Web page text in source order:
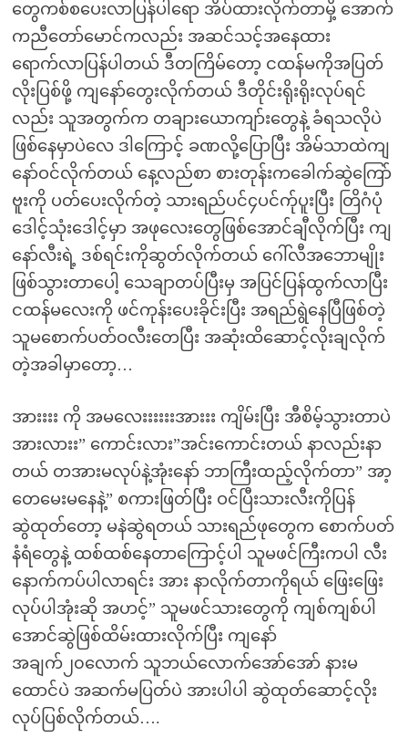
တွေကစ်စပေးလာပြန်ပါရော အိပ်ထားလိုက်တာမှိ့ အောက်
ကညီတော်မောင်ကလည်း အဆင်သင့်အနေထား
ရောက်လာပြန်ပါတယ် ဒီတကြိမ်တော့ ငထန်မကိုအပြတ်
လိုးပြစ်ဖို့ ကျနော်တွေးလိုက်တယ် ဒီတိုင်းရိုးရိုးလုပ်ရင်
လည်း သူအတွက်က တချားယောကျာ်းတွေနဲ့ ခံရသလိုပဲ
ဖြစ်နေမှာပဲလေ ဒါကြောင့် ခဏလို့ပြောပြီး အိမ်သာထဲကျ
နော်ဝင်လိုက်တယ် နေ့လည်စာ စားတုန်းကခေါက်ဆွဲကြော်
ဗူးကို ပတ်ပေးလိုက်တဲ့ သားရည်ပင်၄ပင်က်ုပူးပြီး တြိဂံပုံ
ဒေါင့်သုံးဒေါင့်မှာ အဖုလေးတွေဖြစ်အောင်ချီလိုက်ပြီး ကျ
နော်လီးရဲ့ ဒစ်ရင်းကိုဆွတ်လိုက်တယ် ဂေါ်လီအဘောမျိုး
ဖြစ်သွားတာပေါ့ သေချာတပ်ပြီးမှ အပြင်ပြန်ထွက်လာပြီး
ငထန်မလေးကို ဖင်ကုန်းပေးခိုင်းပြီး အရည်ရွဲနေပြီဖြစ်တဲ့
သူမစောက်ပတ်ဝလီးတေပြီး အဆုံးထိဆောင့်လိုးချလိုက်
တဲ့အခါမှာတော့…
အားးးး ကို အမလေးးးးးးအားးး ကျိမ်းပြီး အီစိမ့်သွားတာပဲ
အားလားး” ကောင်းလား”အင်းကောင်းတယ် နာလည်းနာ
တယ် တအားမလုပ်နဲ့အုံးနော် ဘာကြီးထည့်လိုက်တာ” အာ့
တေမေးမနေနဲ့” စကားဖြတ်ပြီး ဝင်ပြီးသားလီးကိုပြန်
ဆွဲထုတ်တော့ မနဲဆွဲရတယ် သားရည်ဖုတွေက စောက်ပတ်
နံရံတွေနဲ့ ထစ်ထစ်နေတာကြောင့်ပါ သူမဖင်ကြီးကပါ လီး
နောက်ကပ်ပါလာရင်း အား နာလိုက်တာကိုရယ် ဖြေးဖြေး
လုပ်ပါအုံးဆို အဟင့်” သူမဖင်သားတွေကို ကျစ်ကျစ်ပါ
အောင်ဆွဲဖြစ်ထိမ်းထားလိုက်ပြီး ကျနော်
အချက်၂၀လောက် သူဘယ်လောက်အော်အော် နားမ
ထောင်ပဲ အဆက်မပြတ်ပဲ အားပါပါ ဆွဲထုတ်ဆောင့်လိုး
လုပ်ပြစ်လိုက်တယ်….